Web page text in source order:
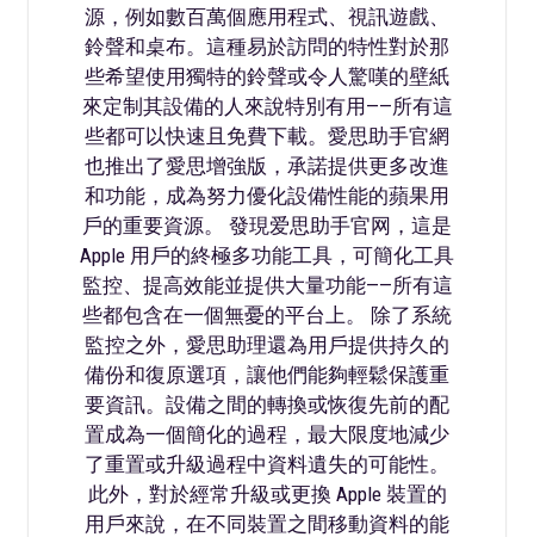
源，例如數百萬個應用程式、視訊遊戲、
鈴聲和桌布。這種易於訪問的特性對於那
些希望使用獨特的鈴聲或令人驚嘆的壁紙
來定制其設備的人來說特別有用——所有這
些都可以快速且免費下載。愛思助手官網
也推出了愛思增強版，承諾提供更多改進
和功能，成為努力優化設備性能的蘋果用
戶的重要資源。 發現爱思助手官网，這是
Apple 用戶的終極多功能工具，可簡化工具
監控、提高效能並提供大量功能——所有這
些都包含在一個無憂的平台上。 除了系統
監控之外，愛思助理還為用戶提供持久的
備份和復原選項，讓他們能夠輕鬆保護重
要資訊。設備之間的轉換或恢復先前的配
置成為一個簡化的過程，最大限度地減少
了重置或升級過程中資料遺失的可能性。
此外，對於經常升級或更換 Apple 裝置的
用戶來說，在不同裝置之間移動資料的能